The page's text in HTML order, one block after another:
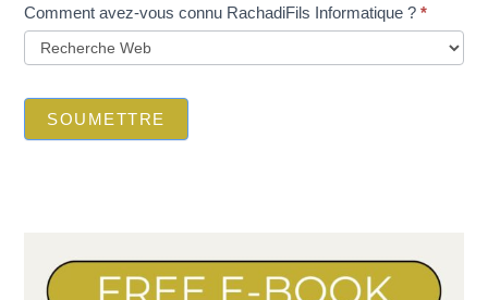
Comment avez-vous connu RachadiFils Informatique ?*
SOUMETTRE